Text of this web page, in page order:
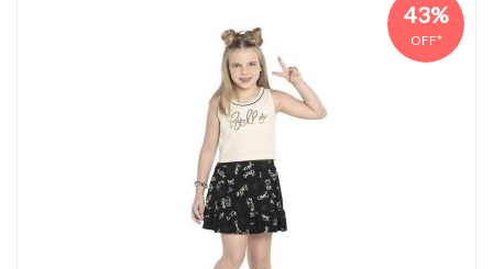
43%
OFF*